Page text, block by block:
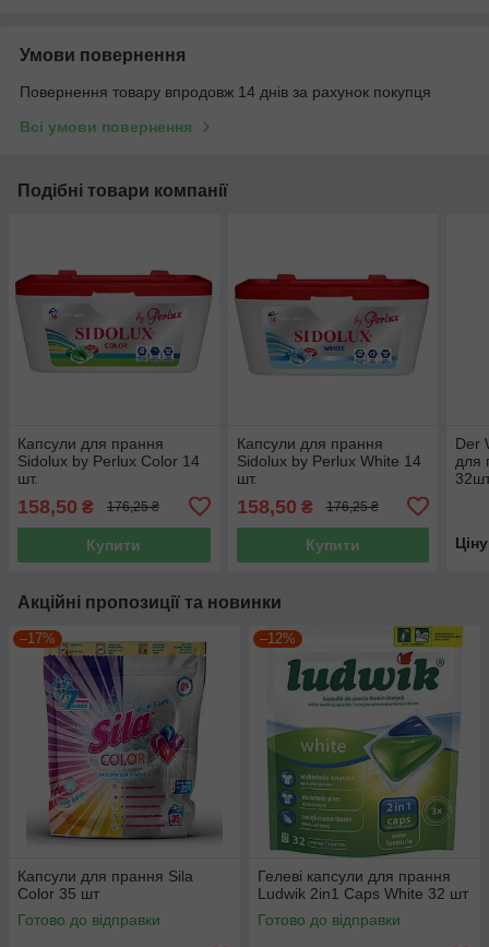
Умови повернення
Повернення товару впродовж 14 днів за рахунок покупця
Всі умови повернення
Подібні товари компанії
Капсули для прання
Sidolux by Perlux Color 14
шт.
158,50 ₴ 176,25 ₴
Купити
Капсули для прання
Sidolux by Perlux White 14
шт.
158,50 ₴ 176,25 ₴
Купити
Der
для
Акційні пропозиції та новинки
–17%
Капсули для прання Sila
Color 35 шт
Готово до відправки
–12%
Гелеві капсули для прання
Ludwik 2in1 Caps White 32 шт
Готово до відправки